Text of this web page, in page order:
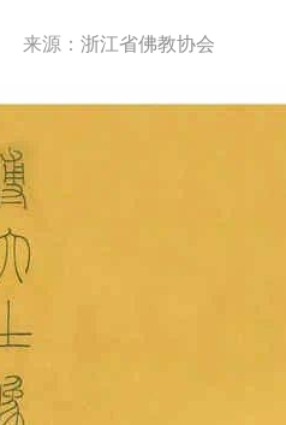
来源： 浙江省佛教协会